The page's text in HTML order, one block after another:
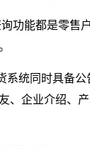
功能都是零售
统同时具备公
、企业介绍、